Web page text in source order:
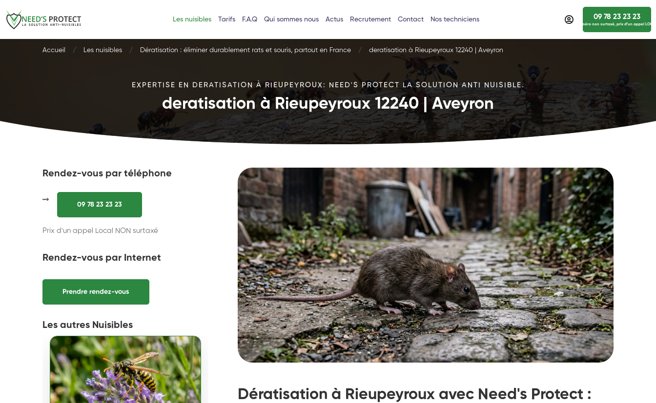
Les nuisibles Tarifs F.A.Q Qui sommes nous Actus Recrutement Contact Nos techniciens 09 78 23 23 23
numéro non surtaxé, prix d’un appel
Accueil Les nuisibles Dératisation : éliminer durablement rats et souris, partout en France deratisation à Rieupeyroux 12240 | Aveyron
EXPERTISE EN DERATISATION À RIEUPEYROUX: NEED'S PROTECT LA SOLUTION ANTI NUISIBLE.
deratisation à Rieupeyroux 12240 | Aveyron
Rendez-vous par téléphone
09 78 23 23 23
Prix d'un appel Local NON surtaxé
Rendez-vous par Internet
Prendre rendez-vous
Les autres Nuisibles
Dératisation à Rieupeyroux avec Need's Protect :